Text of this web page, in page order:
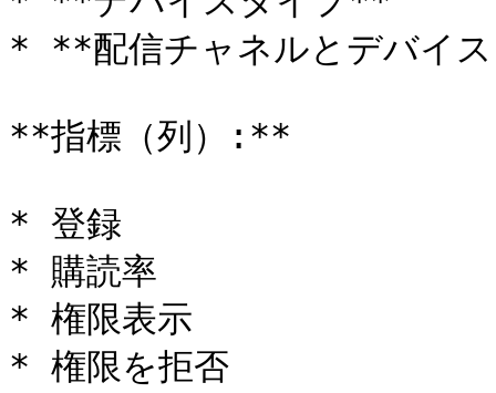
* **配信チャネルとデバイ
**指標（列）:**
* 登録
* 購読率
* 権限表示
* 権限を拒否